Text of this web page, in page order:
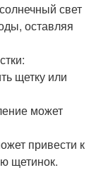
свет
оставляя
щетку или
может
привести к
щетинок.